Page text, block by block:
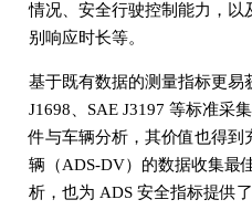
情况、安全行驶控制能力，以
别响应时长等。
基于既有数据的测量指标更易
J1698、SAE J3197 等标准采
件与车辆分析，其价值也得到
辆（ADS-DV）的数据收集最
析，也为 ADS 安全指标提供